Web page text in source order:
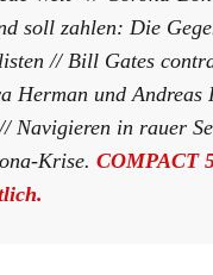
soll zahlen: Die
// Bill Gates
Herman und Andreas
Navigieren in rauer
Krise. COMPACT